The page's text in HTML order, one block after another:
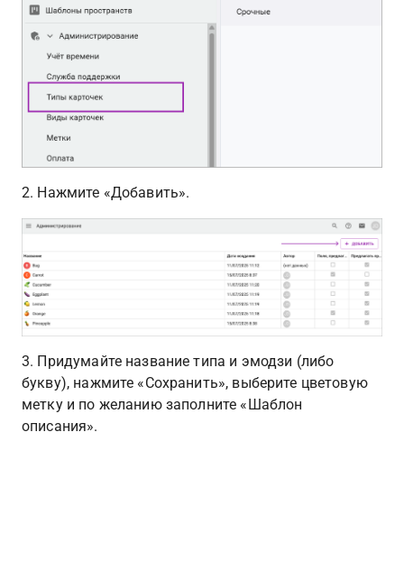
2. Нажмите «Добавить».
3. Придумайте название типа и эмодзи (либо
букву), нажмите «Сохранить», выберите цветовую
метку и по желанию заполните «Шаблон
описания».